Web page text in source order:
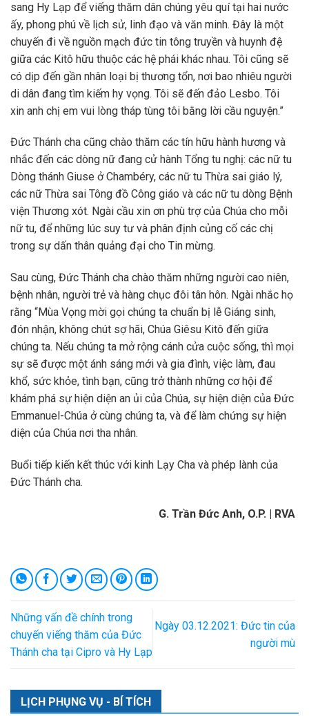
sang Hy Lạp để viếng thăm dân chúng yêu quí tại hai nước
ấy, phong phú về lịch sử, linh đạo và văn minh. Đây là một
chuyến đi về nguồn mạch đức tin tông truyền và huynh đệ
giữa các Kitô hữu thuộc các hệ phái khác nhau. Tôi cũng sẽ
có dịp đến gần nhân loại bị thương tổn, nơi bao nhiêu người
di dân đang tìm kiếm hy vọng. Tôi sẽ đến đảo Lesbo. Tôi
xin anh chị em vui lòng tháp tùng tôi bằng lời cầu nguyện.”
Đức Thánh cha cũng chào thăm các tín hữu hành hương và
nhắc đến các dòng nữ đang cử hành Tổng tu nghị: các nữ tu
Dòng thánh Giuse ở Chambéry, các nữ tu Thừa sai giáo lý,
các nữ Thừa sai Tông đồ Công giáo và các nữ tu dòng Bệnh
viện Thương xót. Ngài cầu xin ơn phù trợ của Chúa cho mỗi
nữ tu, để những lúc suy tư và phân định củng cố các chị
trong sự dấn thân quảng đại cho Tin mừng.
Sau cùng, Đức Thánh cha chào thăm những người cao niên,
bệnh nhân, người trẻ và hàng chục đôi tân hôn. Ngài nhắc họ
rằng “Mùa Vọng mời gọi chúng ta chuẩn bị lễ Giáng sinh,
đón nhận, không chút sợ hãi, Chúa Giêsu Kitô đến giữa
chúng ta. Nếu chúng ta mở rộng cánh cửa cuộc sống, thì mọi
sự sẽ được một ánh sáng mới và gia đình, việc làm, đau
khổ, sức khỏe, tình bạn, cũng trở thành những cơ hội để
khám phá sự hiện diện an ủi của Chúa, sự hiện diện của Đức
Emmanuel-Chúa ở cùng chúng ta, và để làm chứng sự hiện
diện của Chúa nơi tha nhân.
Buổi tiếp kiến kết thúc với kinh Lạy Cha và phép lành của
Đức Thánh cha.
G. Trần Đức Anh, O.P. | RVA
Những vấn đề chính trong
chuyến viếng thăm của Đức
Thánh cha tại Cipro và Hy Lạp
Ngày 03.12.2021: Đức tin của
người mù
LỊCH PHỤNG VỤ - BÍ TÍCH